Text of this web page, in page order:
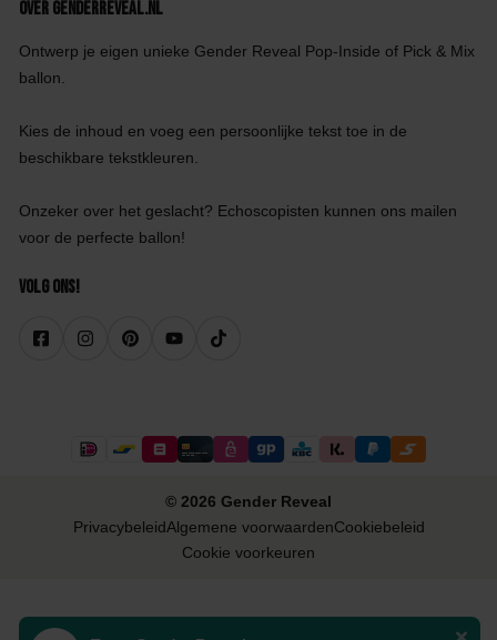
Over GenderReveal.nl
Ontwerp je eigen unieke Gender Reveal Pop-Inside of Pick & Mix
ballon.
Kies de inhoud en voeg een persoonlijke tekst toe in de
beschikbare tekstkleuren.
Onzeker over het geslacht? Echoscopisten kunnen ons mailen
voor de perfecte ballon!
Volg ons!
© 2026 Gender Reveal
PrivacybeleidAlgemene voorwaardenCookiebeleid
Cookie voorkeuren